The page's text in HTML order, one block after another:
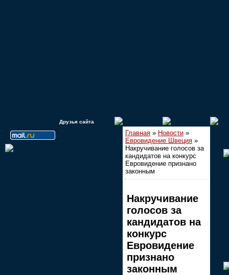
Друзья сайта
Главная » Новости »
Евровидение Швеция »
Накручивание голосов за
кандидатов на конкурс
Евровидение признано
законным
Накручивание
голосов за
кандидатов на
конкурс
Евровидение
признано
законным